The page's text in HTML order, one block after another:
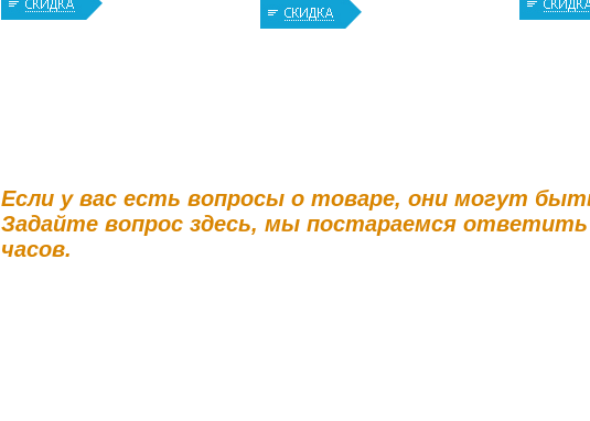
Если у вас есть вопросы о товаре, они могут
Задайте вопрос здесь, мы постараемся
часов.